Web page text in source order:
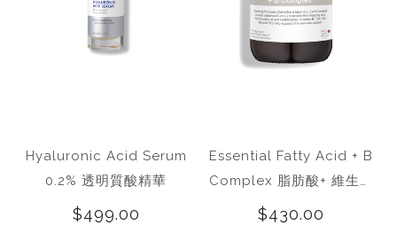
Hyaluronic Acid Serum
0.2% 透明質酸精華
$499.00
Essential Fatty Acid + B
Complex 脂肪酸+ 維生素
B複合補充劑
$430.00